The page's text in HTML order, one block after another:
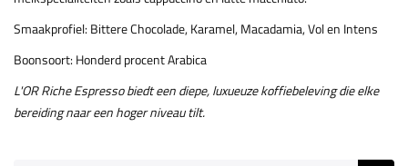
Smaakprofiel: Bittere Chocolade, Karamel, Macadamia, Vol en Intens
Boonsoort: Honderd procent Arabica
L'OR Riche Espresso biedt een diepe, luxueuze koffiebeleving die elke
bereiding naar een hoger niveau tilt.